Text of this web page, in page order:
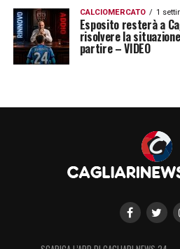
CALCIOMERCATO 1
Esposito resterà a
risolvere la
partire – VIDEO